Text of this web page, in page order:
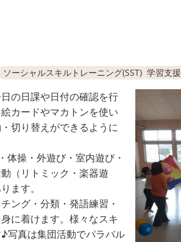
ソーシャルスキルトレーニング(SST) 学習支援
の日課や日付の確認を行
カードやマカトンを使い
切り替えができるように
体操・外遊び・室内遊び・
（リトミック・楽器遊
ます。
ング・分類・発語練習・
に着けます。様々なスキ
写真は集団活動でパラバル